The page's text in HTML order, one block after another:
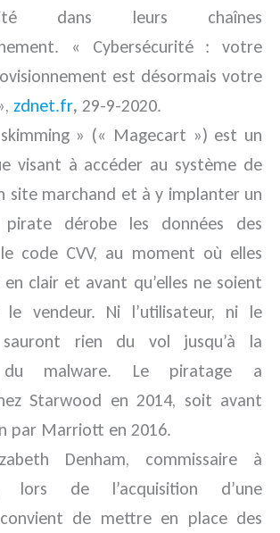
dans leurs chaînes
« Cybersécurité : votre
est désormais votre
zdnet.fr, 29-9-2020.
» (« Magecart ») est un
visant à accéder au système de
site marchand et à y implanter un
pirate dérobe les données des
code CVV, au moment où elles
clair et avant qu’elles ne soient
vendeur. Ni l’utilisateur, ni le
rien du vol jusqu’à la
du malware. Le piratage a
Starwood en 2014, soit avant
par Marriott en 2016.
Denham, commissaire à
lors de l’acquisition d’une
de mettre en place des